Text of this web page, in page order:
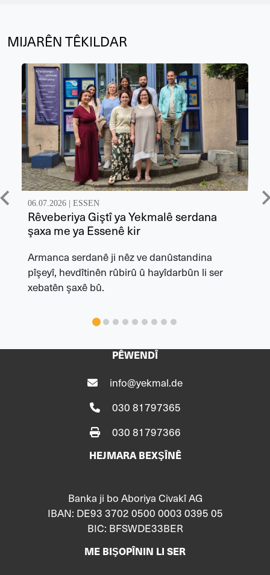
MIJARÊN TÊKILDAR
06.07.2026 | ESSEN
Rêveberiya Giştî ya Yekmalê serdana
şaxa me ya Essenê kir
Armanca serdanê ji nêz ve danûstandina
pîşeyî, hevdîtinên rûbirû û hayîdarbûn li ser
xebatên şaxê bû.
PÊWENDÎ
info@yekmal.de
030 81797365
030 81797366
HEJMARA BEXŞÎNÊ
Banka ji bo Aboriya Civakî AG
IBAN: DE93 3702 0500 0003 0395 05
BIC: BFSWDE33BER
ME BIŞOPÎNIN LI SER